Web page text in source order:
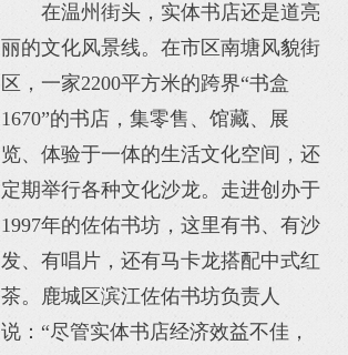
在温州街头，实体书店还是道亮
丽的文化风景线。在市区南塘风貌街
区，一家2200平方米的跨界“书盒
1670”的书店，集零售、馆藏、展
览、体验于一体的生活文化空间，还
定期举行各种文化沙龙。走进创办于
1997年的佐佑书坊，这里有书、有沙
发、有唱片，还有马卡龙搭配中式红
茶。鹿城区滨江佐佑书坊负责人
说：“尽管实体书店经济效益不佳，